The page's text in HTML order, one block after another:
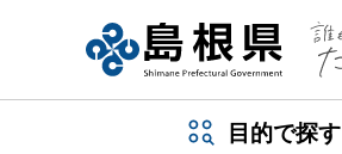
目的で探す